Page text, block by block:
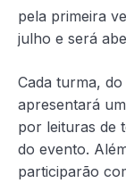
pela primeira
julho e será
Cada turma,
apresentará
por leituras de
do evento.
participarão